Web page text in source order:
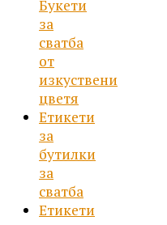
Букети
за
сватба
от
изкуствени
цветя
Етикети
за
бутилки
за
сватба
Етикети